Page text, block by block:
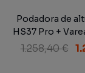
Podadora de
HS37 Pro +
L + Arnés 30Ah
1.258,40 €